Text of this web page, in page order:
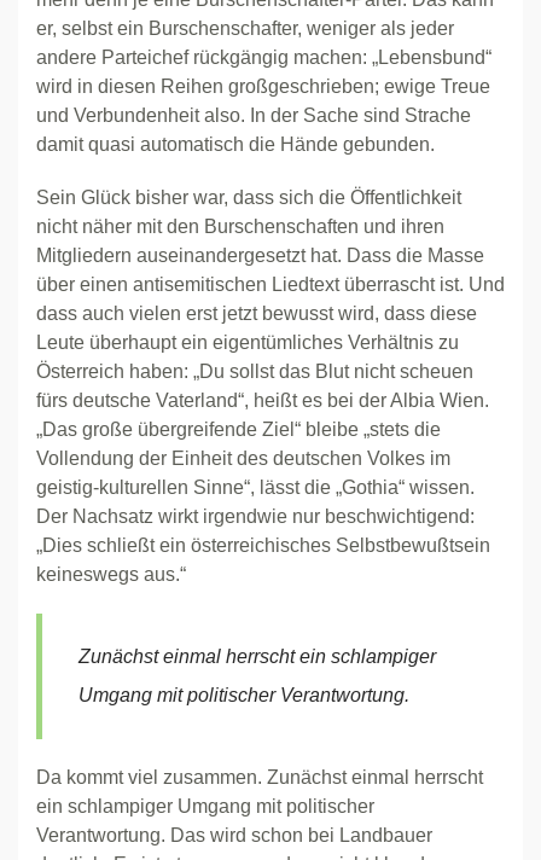
er, selbst ein Burschenschafter, weniger als jeder
andere Parteichef rückgängig machen: „Lebensbund“
wird in diesen Reihen großgeschrieben; ewige Treue
und Verbundenheit also. In der Sache sind Strache
damit quasi automatisch die Hände gebunden.
Sein Glück bisher war, dass sich die Öffentlichkeit
nicht näher mit den Burschenschaften und ihren
Mitgliedern auseinandergesetzt hat. Dass die Masse
über einen antisemitischen Liedtext überrascht ist. Und
dass auch vielen erst jetzt bewusst wird, dass diese
Leute überhaupt ein eigentümliches Verhältnis zu
Österreich haben: „Du sollst das Blut nicht scheuen
fürs deutsche Vaterland“, heißt es bei der Albia Wien.
„Das große übergreifende Ziel“ bleibe „stets die
Vollendung der Einheit des deutschen Volkes im
geistig-kulturellen Sinne“, lässt die „Gothia“ wissen.
Der Nachsatz wirkt irgendwie nur beschwichtigend:
„Dies schließt ein österreichisches Selbstbewußtsein
keineswegs aus.“
Zunächst einmal herrscht ein schlampiger
Umgang mit politischer Verantwortung.
Da kommt viel zusammen. Zunächst einmal herrscht
ein schlampiger Umgang mit politischer
Verantwortung. Das wird schon bei Landbauer